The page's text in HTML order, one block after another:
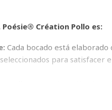
Création Pollo es:
Cada bocado está
para satisfacer
de sabor a pollo que